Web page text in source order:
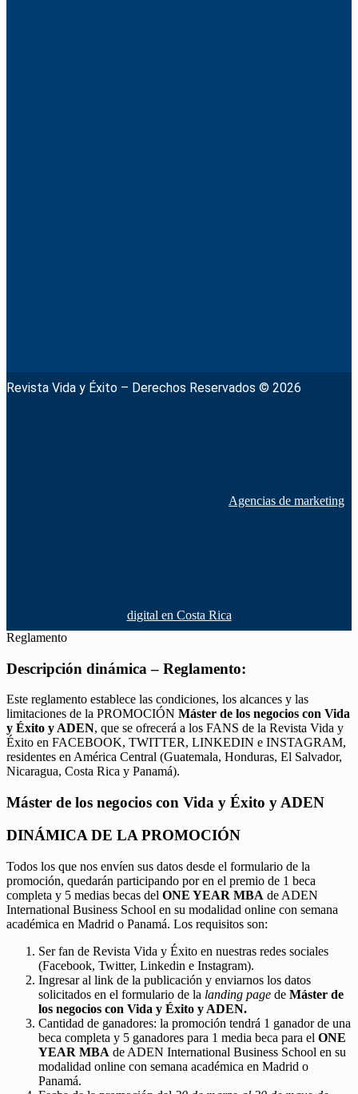
Revista Vida y Éxito – Derechos Reservados © 2026
Agencias de marketing
digital en Costa Rica
Reglamento
Descripción dinámica – Reglamento:
Este reglamento establece las condiciones, los alcances y las
limitaciones de la PROMOCIÓN Máster de los negocios con Vida
y Éxito y ADEN, que se ofrecerá a los FANS de la Revista Vida y
Éxito en FACEBOOK, TWITTER, LINKEDIN e INSTAGRAM,
residentes en América Central (Guatemala, Honduras, El Salvador,
Nicaragua, Costa Rica y Panamá).
Máster de los negocios con Vida y Éxito y ADEN
DINÁMICA DE LA PROMOCIÓN
Todos los que nos envíen sus datos desde el formulario de la
promoción, quedarán participando por en el premio de 1 beca
completa y 5 medias becas del ONE YEAR MBA de ADEN
International Business School en su modalidad online con semana
académica en Madrid o Panamá. Los requisitos son:
Ser fan de Revista Vida y Éxito en nuestras redes sociales
(Facebook, Twitter, Linkedin e Instagram).
Ingresar al link de la publicación y enviarnos los datos
solicitados en el formulario de la landing page de Máster de
los negocios con Vida y Éxito y ADEN.
Cantidad de ganadores: la promoción tendrá 1 ganador de una
beca completa y 5 ganadores para 1 media beca para el ONE
YEAR MBA de ADEN International Business School en su
modalidad online con semana académica en Madrid o
Panamá.